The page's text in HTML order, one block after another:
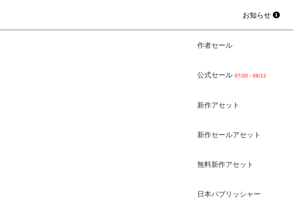
お知らせ
作者セール
公式セール 07/30 - 08/12
新作アセット
新作セールアセット
無料新作アセット
日本パブリッシャー